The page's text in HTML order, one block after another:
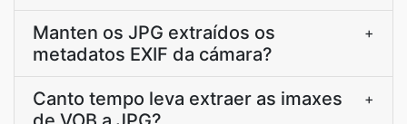
Manten os JPG extraídos os
metadatos EXIF da cámara?
+
Canto tempo leva extraer as imaxes
+